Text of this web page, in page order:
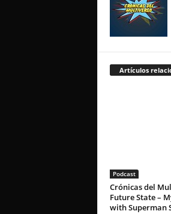
Artículos
Podcast
Crónicas del
Future State –
with Superman